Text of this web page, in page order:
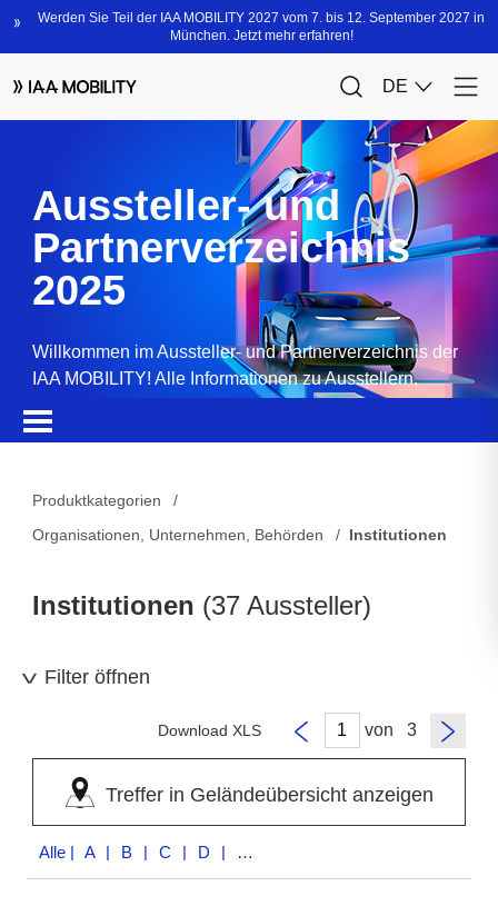
Aussteller- und
Partnerverzeichnis
2025
Willkommen im Aussteller- und Partnerverzeichnis der
IAA MOBILITY! Alle Informationen zu Ausstellern,
Produktkategorien
Organisationen, Unternehmen, Behörden
Institutionen
Institutionen (37 Aussteller)
Filter öffnen
Download XLS von
Treffer in Geländeübersicht anzeigen
Alle | A | B | C | D | F | G | I | K | L | M | N | P | S | T | V | W | Y